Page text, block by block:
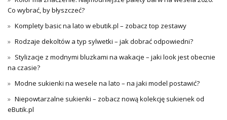
Co wybrać, by błyszczeć?
Komplety basic na lato w ebutik.pl – zobacz top zestawy
Rodzaje dekoltów a typ sylwetki – jak dobrać odpowiedni?
Stylizacje z modnymi bluzkami na wakacje – jaki look jest obecnie
na czasie?
Modne sukienki na wesele na lato – na jaki model postawić?
Niepowtarzalne sukienki – zobacz nową kolekcję sukienek od
eButik.pl